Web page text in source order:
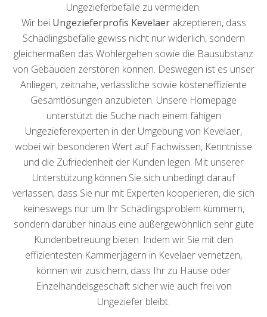
Ungezieferbefälle zu vermeiden.
Wir bei Ungezieferprofis Kevelaerakzeptieren, dass
Schädlingsbefälle gewiss nicht nur widerlich, sondern
gleichermaßen das Wohlergehen sowie die Bausubstanz
von Gebäuden zerstören können. Deswegen ist es unser
Anliegen, zeitnahe, verlässliche sowie kosteneffiziente
Gesamtlösungen anzubieten. Unsere Homepage
unterstützt die Suche nach einem fähigen
Ungezieferexperten in der Umgebung von Kevelaer,
wobei wir besonderen Wert auf Fachwissen, Kenntnisse
und die Zufriedenheit der Kunden legen. Mit unserer
Unterstützung können Sie sich unbedingt darauf
verlassen, dass Sie nur mit Experten kooperieren, die sich
keineswegs nur um Ihr Schädlingsproblem kümmern,
sondern darüber hinaus eine außergewöhnlich sehr gute
Kundenbetreuung bieten. Indem wir Sie mit den
effizientesten Kammerjägern in Kevelaer vernetzen,
können wir zusichern, dass Ihr zu Hause oder
Einzelhandelsgeschäft sicher wie auch frei von
Ungeziefer bleibt.